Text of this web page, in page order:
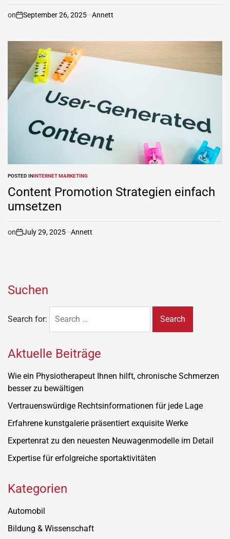
on September 26, 2025 Annett
POSTED ININTERNET MARKETING
Content Promotion Strategien einfach
umsetzen
on July 29, 2025 Annett
Suchen
Search for:
Aktuelle Beiträge
Wie ein Physiotherapeut Ihnen hilft, chronische Schmerzen
besser zu bewältigen
Vertrauenswürdige Rechtsinformationen für jede Lage
Erfahrene kunstgalerie präsentiert exquisite Werke
Expertenrat zu den neuesten Neuwagenmodelle im Detail
Expertise für erfolgreiche sportaktivitäten
Kategorien
Automobil
Bildung & Wissenschaft